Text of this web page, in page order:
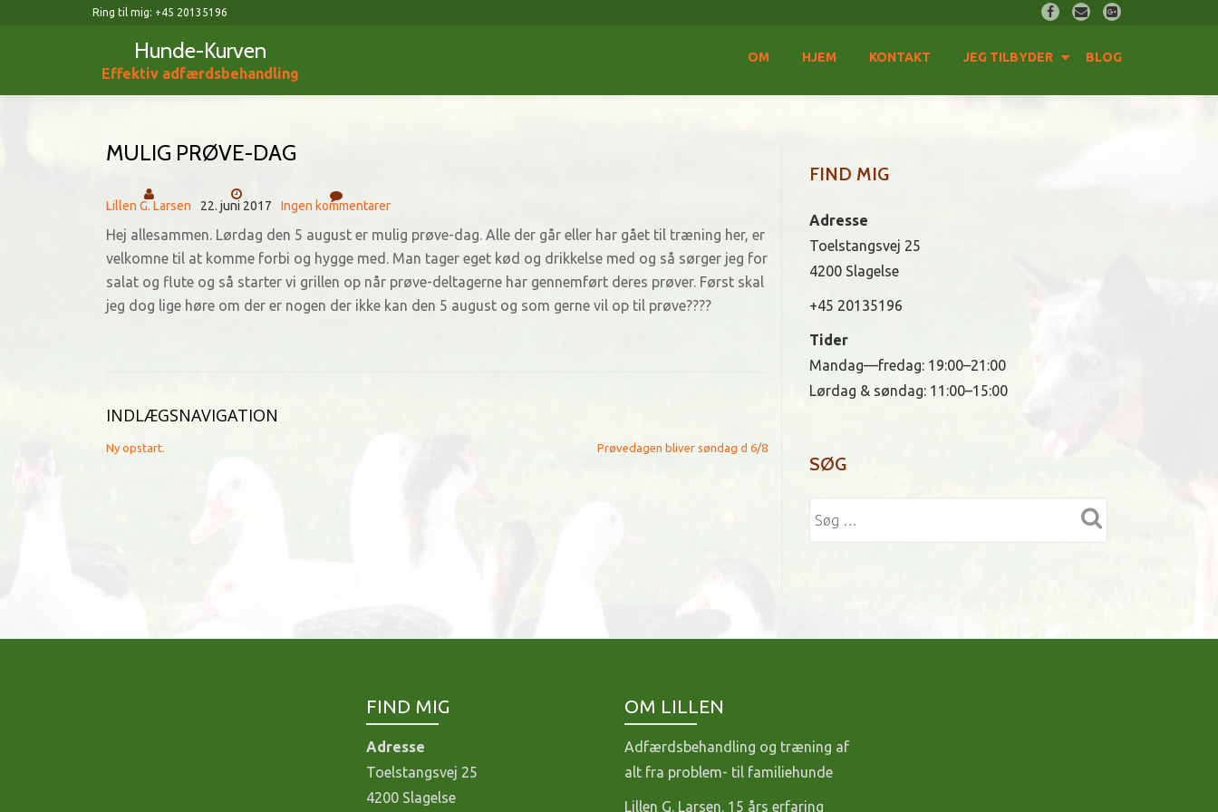
indhold
Ring til mig: +45 20135196
fa-
fa-
fa-
plus-
square
Hunde-Kurven
Effektiv adfærdsbehandling
OM HJEM KONTAKT JEG TILBYDER BLOG
MULIG PRØVE-DAG
Lillen G. Larsen 22. juni 2017 Ingen kommentarer
Hej allesammen. Lørdag den 5 august er mulig prøve-dag. Alle der går eller har gået til træning her, er
velkomne til at komme forbi og hygge med. Man tager eget kød og drikkelse med og så sørger jeg for
salat og flute og så starter vi grillen op når prøve-deltagerne har gennemført deres prøver. Først skal
jeg dog lige høre om der er nogen der ikke kan den 5 august og som gerne vil op til prøve????
INDLÆGSNAVIGATION
Ny opstart. Prøvedagen bliver søndag d 6/8
FIND MIG
Adresse
Toelstangsvej 25
4200 Slagelse
+45 20135196
Tider
Mandag—fredag: 19:00–21:00
Lørdag & søndag: 11:00–15:00
SØG
FIND MIG
Adresse
Toelstangsvej 25
4200 Slagelse
OM LILLEN
Adfærdsbehandling og træning af
alt fra problem- til familiehunde
Lillen G. Larsen. 15 års erfaring